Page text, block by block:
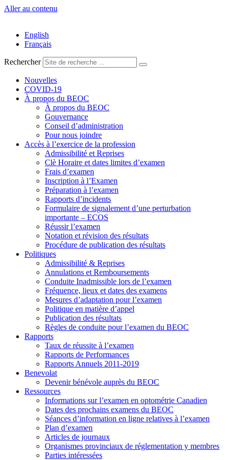
Aller au contenu
English
Français
Rechercher
Nouvelles
COVID-19
À propos du BEOC
À propos du BEOC
Gouvernance
Conseil d’administration
Pour nous joindre
Accès à l’exercice de la profession
Admissibilité et Reprises
Clè Horaire et dates limites d’examen
Frais d’examen
Inscription à l’Examen
Préparation à l’examen
Rapports d’incidents
Formulaire de signalement d’une perturbation
importante – ECOS
Réussir l’examen
Notation et révision des résultats
Procédure de publication des résultats
Politiques
Admissibilité & Reprises
Annulations et Remboursements
Conduite Inadmissible lors de l’examen
Fréquence, lieux et dates des examens
Mesures d’adaptation pour l’examen
Politique en matière d’appel
Publication des résultats
Règles de conduite pour l’examen du BEOC
Rapports
Taux de réussite à l’examen
Rapports de Performances
Rapports Annuels 2011-2019
Benevolat
Devenir bénévole auprès du BEOC
Ressources
Informations sur l’examen en optométrie Canadien
Dates des prochains examens du BEOC
Séances d’information en ligne relatives à l’examen
Plan d’examen
Articles de journaux
Organismes provinciaux de réglementation y membres
Parties intéressées